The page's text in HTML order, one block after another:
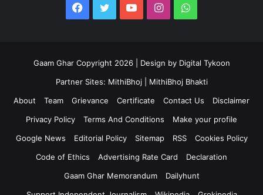
Facebook
TwitterYouTubeInstagramWhatsApp
Gaam Ghar Copyright 2026 | Design by Digital Tykoon
Partner Sites: MithiBhoj
MithiBhoj Bhakti
About
Team Grievance Certificate Contact Us
Disclaimer
Privacy Policy
Terms And Conditions
Make your profile
Google News
Editorial Policy Sitemap RSS
Cookies Policy
Code of Ethics
Advertising Rate Card
Declaration
Gaam Ghar Memorandum
Dailyhunt